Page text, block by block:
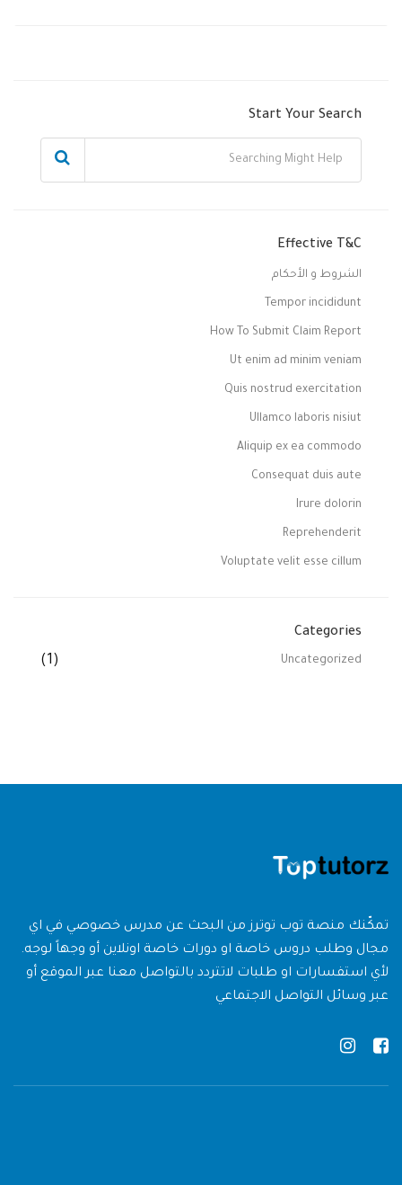
Start Your Search
Effective T&C
الشروط و الأحكام
Tempor incididunt
How To Submit Claim Report
Ut enim ad minim veniam
Quis nostrud exercitation
Ullamco laboris nisiut
Aliquip ex ea commodo
Consequat duis aute
Irure dolorin
Reprehenderit
Voluptate velit esse cillum
Categories
Uncategorized
(1)
تمكّنك منصة توب توترز من البحث عن مدرس خصوصي في اي
مجال وطلب دروس خاصة او دورات خاصة اونلاين أو وجهاً لوجه.
لأي استفسارات او طلبات لاتتردد بالتواصل معنا عبر الموقع أو
عبر وسائل التواصل الاجتماعي